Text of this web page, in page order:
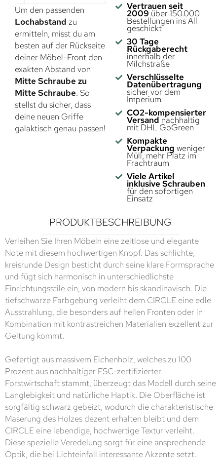
Um den passenden
Lochabstand zu
ermitteln, misst du am
besten auf der Rückseite
deiner Möbel-Front den
exakten Abstand von
Mitte Schraube zu
Mitte Schraube. So
stellst du sicher, dass
deine neuen Griffe
galaktisch genau passen!
Vertrauen seit
2009 über 150.000
Bestellungen ins All
geschickt
30 Tage
Rückgaberecht
innerhalb der
Milchstraße
Verschlüsselte
Datenübertragung
sicher vor dem
Imperium
CO2-kompensierter
Versand nachhaltig
mit DHL GoGreen
Kompakte
Verpackung weniger
Müll, mehr Platz im
Frachtraum
Viele Artikel
inklusive Schrauben
für den sofortigen
Einsatz
PRODUKTBESCHREIBUNG
Verleihen Sie Ihren Möbeln eine zeitlose und elegante
Note mit diesem hochwertigen Knopf. Das schlichte,
kreisrunde Design besticht durch seine klare Formsprache
und fügt sich harmonisch in unterschiedlichste
Einrichtungsstile ein, von modern bis skandinavisch. Die
tiefschwarze Farbgebung verleiht dem CIRCLE eine edle
Ausstrahlung, die besonders auf hellen Fronten oder in
Kombination mit kontrastreichen Materialien exzellent zur
Geltung kommt.
Gefertigt aus massivem Eichenholz, welches zu 100
Prozent aus nachhaltiger FSC-zertifizierter
Forstwirtschaft stammt, überzeugt das Modell durch seine
Langlebigkeit und natürliche Haptik. Die Oberfläche ist
sorgfältig schwarz gebeizt, wodurch die charakteristische
Maserung des Holzes dezent erhalten bleibt und dem
CIRCLE eine lebendige, hochwertige Textur verleiht.
Diese spezielle Veredelung sorgt für eine ansprechende
Optik, die bei Lichteinfall interessante Akzente setzt.